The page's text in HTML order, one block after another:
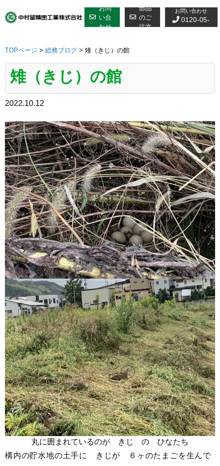
to
お問
い合
わせ
部品
のご
注文
お問い合わせ
0120-05-
TOPページ > 総務ブログ > 雉（きじ）の館
雉（きじ）の館
2022.10.12
丸に囲まれているのが きじ の ひなたち
構内の貯水地の土手に きじが ６ヶのたまごを生んで